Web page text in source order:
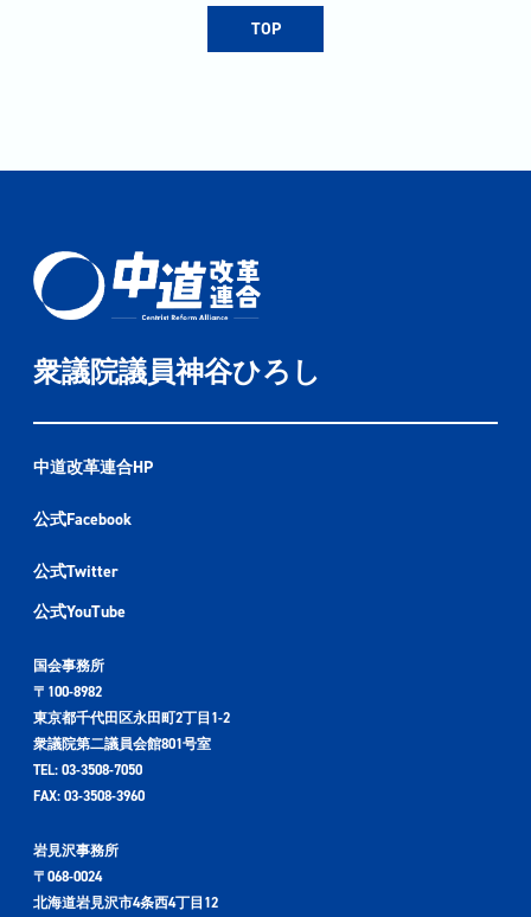
TOP
衆議院議員神谷ひろし
中道改革連合HP
公式Facebook
公式Twitter
公式YouTube
国会事務所
〒100-8982
東京都千代田区永田町2丁目1-2
衆議院第二議員会館801号室
TEL: 03-3508-7050
FAX: 03-3508-3960
岩見沢事務所
〒068-0024
北海道岩見沢市4条西4丁目12